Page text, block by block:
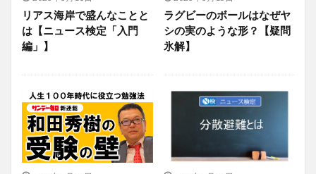
リアス海岸で盛んなことと
は【ニュース検定「入門
編」】
ラグビーのボールはなぜヤ
シの実のような形？【疑問
氷解】